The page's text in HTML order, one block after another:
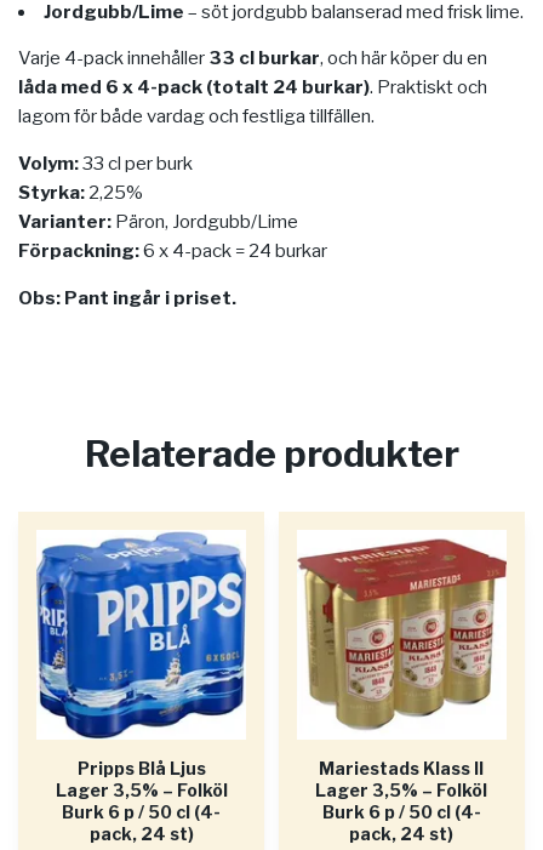
Jordgubb/Lime – söt jordgubb balanserad med frisk lime.
Varje 4-pack innehåller 33 cl burkar, och här köper du en
låda med 6 x 4-pack (totalt 24 burkar). Praktiskt och
lagom för både vardag och festliga tillfällen.
Volym:33 cl per burk
Styrka: 2,25%
Varianter: Päron, Jordgubb/Lime
Förpackning:6 x 4-pack = 24 burkar
Obs: Pant ingår i priset.
Relaterade produkter
Pripps Blå Ljus
Lager 3,5% – Folköl
Burk 6 p / 50 cl (4-
pack, 24 st)
Mariestads Klass II
Lager 3,5% – Folköl
Burk 6 p / 50 cl (4-
pack, 24 st)